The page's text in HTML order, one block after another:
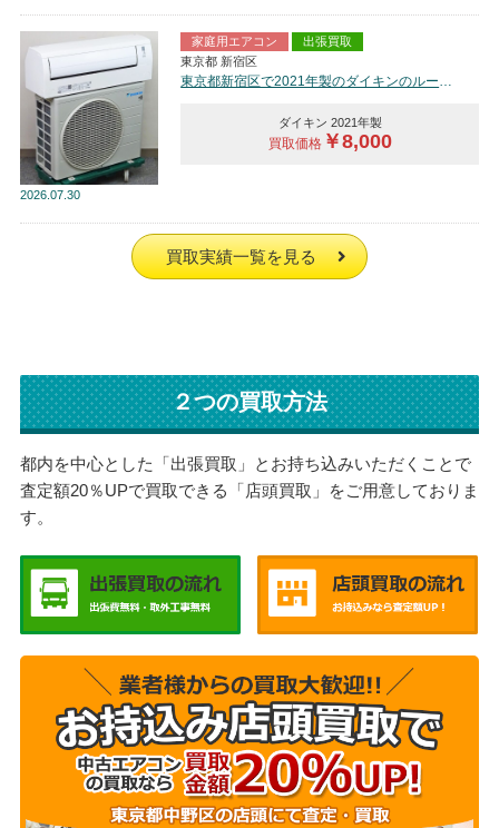
2026 07.30
家庭用エアコン
出張買取
東京都 新宿区
東京都新宿区で2021年製のダイキンのルームエアコン【中古品】を買取しました。
ダイキン 2021年製
買取価格￥8,000
買取実績一覧を見る
２つの買取方法
都内を中心とした「出張買取」とお持ち込みいただくことで
査定額20％UPで買取できる「店頭買取」をご用意しておりま
す。